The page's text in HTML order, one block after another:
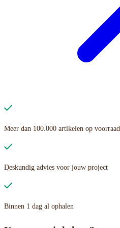
Meer dan 100.000 artikelen op voorraad
Deskundig advies voor jouw project
Binnen 1 dag al ophalen